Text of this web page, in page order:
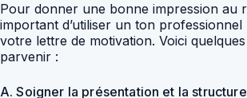
Pour donner une bonne impression au
important d’utiliser un ton professionnel
votre lettre de motivation. Voici
parvenir :
A. Soigner la présentation et la